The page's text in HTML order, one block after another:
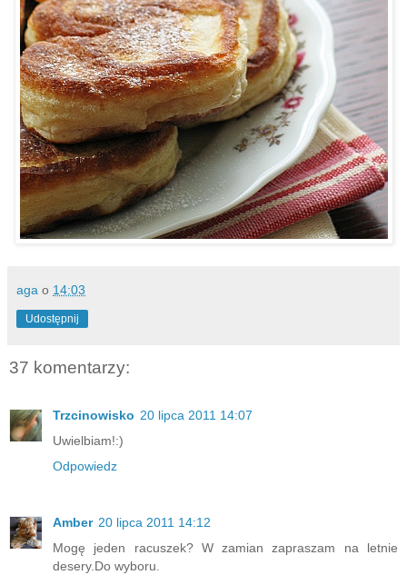
aga o 14:03
Udostępnij
37 komentarzy:
Trzcinowisko 20 lipca 2011 14:07
Uwielbiam!:)
Odpowiedz
Amber 20 lipca 2011 14:12
Mogę jeden racuszek? W zamian zapraszam na letnie
desery.Do wyboru.